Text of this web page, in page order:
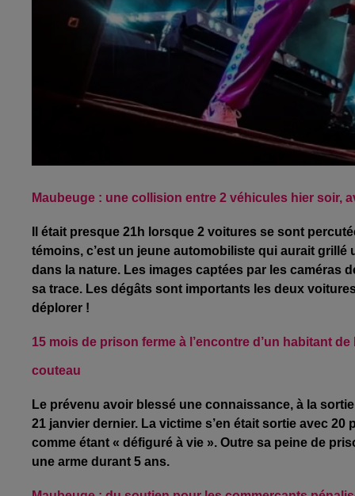
Maubeuge : une collision entre 2 véhicules hier soir,
Il était presque 21h lorsque 2 voitures se sont
témoins, c’est un jeune automobiliste qui aurait
dans la nature. Les images captées par les caméras
sa trace. Les dégâts sont importants les deux
déplorer !
15 mois de prison ferme à l’encontre d’un habitant
couteau
Le prévenu avoir blessé une connaissance, à la
21 janvier dernier. La victime s’en était sortie avec
comme étant « défiguré à vie ». Outre sa peine de
une arme durant 5 ans.